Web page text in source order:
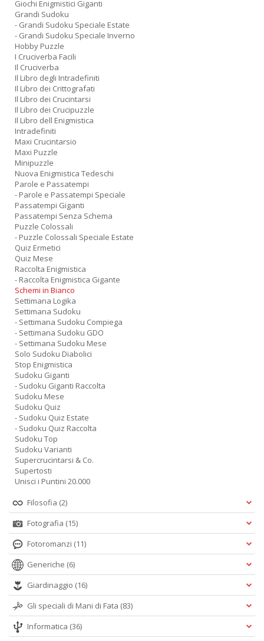
Giochi Enigmistici Giganti
Grandi Sudoku
- Grandi Sudoku Speciale Estate
- Grandi Sudoku Speciale Inverno
Hobby Puzzle
I Cruciverba Facili
Il Cruciverba
Il Libro degli Intradefiniti
Il Libro dei Crittografati
Il Libro dei Crucintarsi
Il Libro dei Crucipuzzle
Il Libro dell Enigmistica
Intradefiniti
Maxi Crucintarsio
Maxi Puzzle
Minipuzzle
Nuova Enigmistica Tedeschi
Parole e Passatempi
- Parole e Passatempi Speciale
Passatempi Giganti
Passatempi Senza Schema
Puzzle Colossali
- Puzzle Colossali Speciale Estate
Quiz Ermetici
Quiz Mese
Raccolta Enigmistica
- Raccolta Enigmistica Gigante
Schemi in Bianco
Settimana Logika
Settimana Sudoku
- Settimana Sudoku Compiega
- Settimana Sudoku GDO
- Settimana Sudoku Mese
Solo Sudoku Diabolici
Stop Enigmistica
Sudoku Giganti
- Sudoku Giganti Raccolta
Sudoku Mese
Sudoku Quiz
- Sudoku Quiz Estate
- Sudoku Quiz Raccolta
Sudoku Top
Sudoku Varianti
Supercrucintarsi & Co.
Supertosti
Unisci i Puntini 20.000
Filosofia (2)
Fotografia (15)
Fotoromanzi (11)
Generiche (6)
Giardinaggio (16)
Gli speciali di Mani di Fata (83)
Informatica (36)